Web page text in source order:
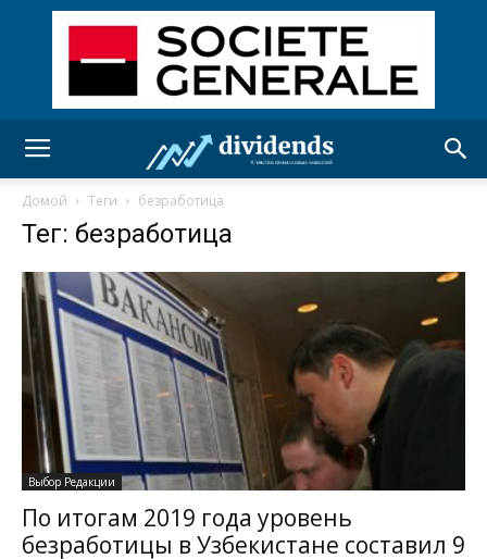
Домой Теги безработица
Тег: безработица
Выбор Редакции
По итогам 2019 года уровень
безработицы в Узбекистане составил 9